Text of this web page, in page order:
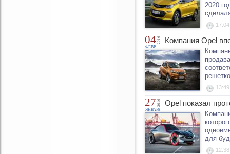
2020
17:04
04
ФЕВР.
2016 Компания Opel
13:49
27
ЯНВАРЯ
2016 Opel показал
для
12:38